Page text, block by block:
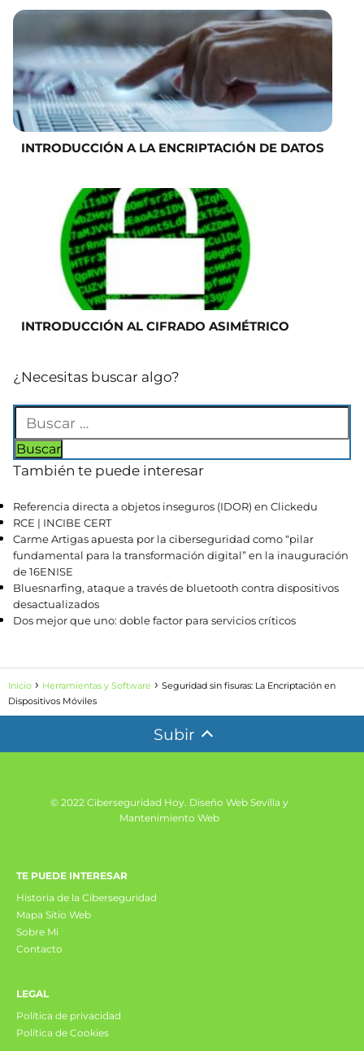
INTRODUCCIÓN A LA ENCRIPTACIÓN DE DATOS
INTRODUCCIÓN AL CIFRADO ASIMÉTRICO
¿Necesitas buscar algo?
También te puede interesar
Referencia directa a objetos inseguros (IDOR) en Clickedu
RCE | INCIBE CERT
Carme Artigas apuesta por la ciberseguridad como “pilar
fundamental para la transformación digital” en la inauguración
de 16ENISE
Bluesnarfing, ataque a través de bluetooth contra dispositivos
desactualizados
Dos mejor que uno: doble factor para servicios críticos
Inicio Herramientas y Software
Seguridad sin fisuras: La Encriptación en
Dispositivos Móviles
Subir
© 2022 Ciberseguridad Hoy. Diseño Web Sevilla y
Mantenimiento Web
TE PUEDE INTERESAR
Historia de la Ciberseguridad
Mapa Sitio Web
Sobre Mi
Contacto
LEGAL
Política de privacidad
Política de Cookies